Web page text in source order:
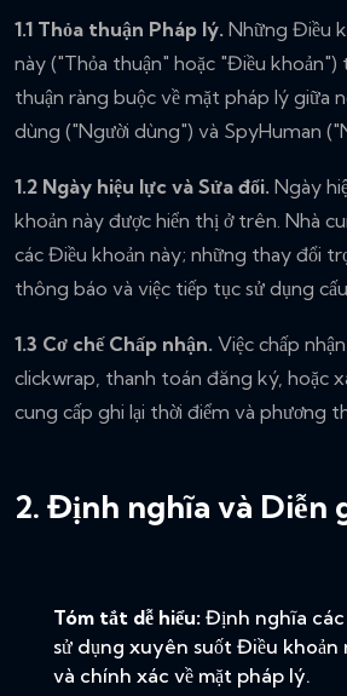
1.1 Thỏa thuận Pháp lý. Những Điều
này ("Thỏa thuận" hoặc "Điều
thuận ràng buộc về mặt pháp lý giữa
dùng ("Người dùng") và SpyHuman
1.2 Ngày hiệu lực và Sửa đổi. Ngày
khoản này được hiển thị ở trên. Nhà
các Điều khoản này; những thay đổi
thông báo và việc tiếp tục sử dụng
1.3 Cơ chế Chấp nhận. Việc chấp
clickwrap, thanh toán đăng ký, hoặc
cung cấp ghi lại thời điểm và phương
2. Định nghĩa và Diễn
Tóm tắt dễ hiểu: Định nghĩa
sử dụng xuyên suốt Điều khoản
và chính xác về mặt pháp lý.